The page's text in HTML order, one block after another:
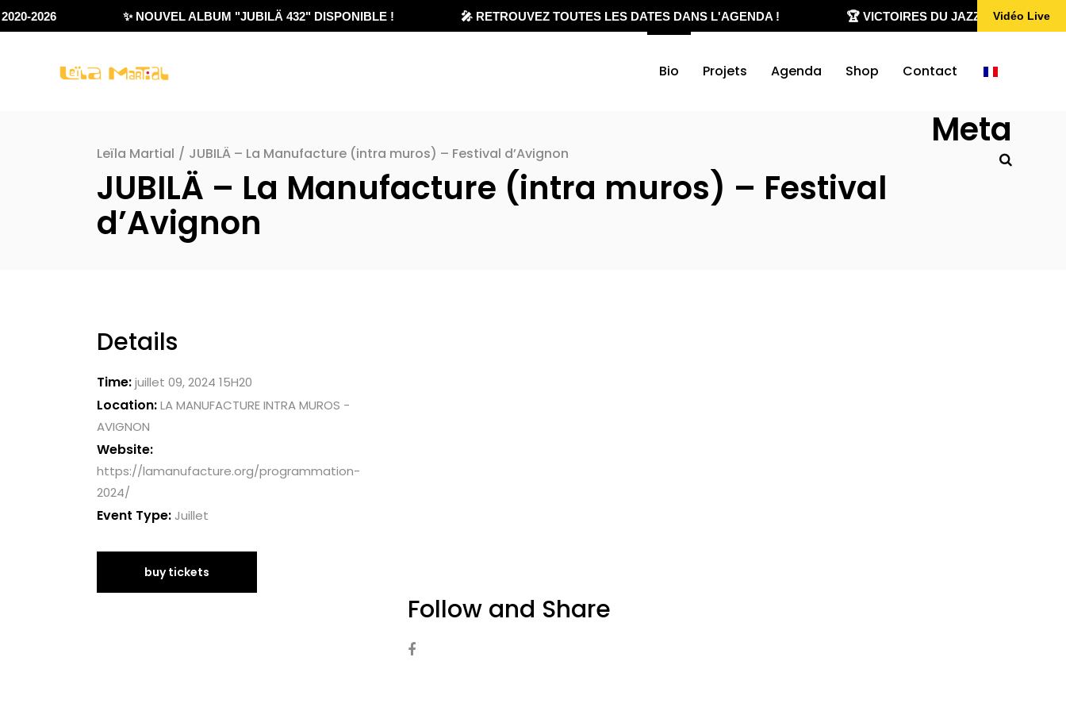
2026 ✨ NOUVEL ALBUM "JUBILÄ 432" DISPONIBLE ! 🎤 RETROUVEZ TOUTES LES DATES DANS L'AGENDA ! 🏆 VICTOIRES DU JAZZ 2020-2026
Vidéo Live
Bio Projets Agenda Shop Contact
Meta
Leïla Martial / JUBILÄ – La Manufacture (intra muros) – Festival d’Avignon
JUBILÄ – La Manufacture (intra muros) – Festival
d’Avignon
Details
Time:juillet 09, 2024 15H20
Location:LA MANUFACTURE INTRA MUROS -
AVIGNON
Website:
https://lamanufacture.org/programmation-
2024/
Event Type: Juillet
buy tickets
Follow and Share